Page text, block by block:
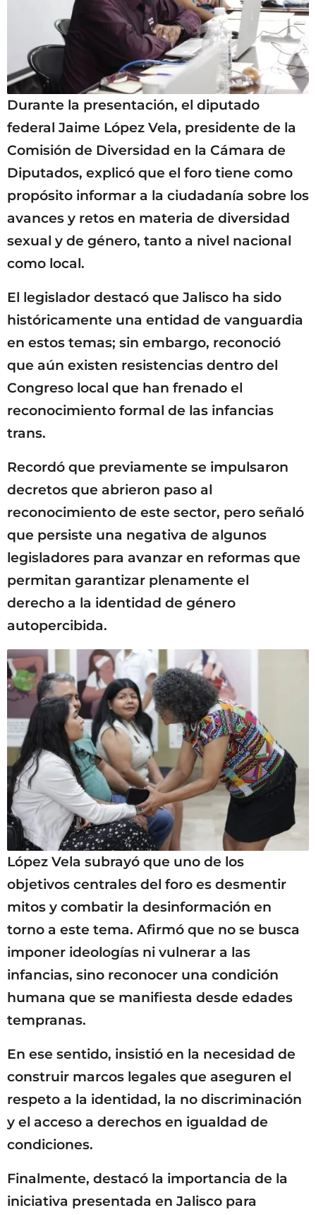
Durante la presentación, el diputado
federal Jaime López Vela, presidente de la
Comisión de Diversidad en la Cámara de
Diputados, explicó que el foro tiene como
propósito informar a la ciudadanía sobre los
avances y retos en materia de diversidad
sexual y de género, tanto a nivel nacional
como local.
El legislador destacó que Jalisco ha sido
históricamente una entidad de vanguardia
en estos temas; sin embargo, reconoció
que aún existen resistencias dentro del
Congreso local que han frenado el
reconocimiento formal de las infancias
trans.
Recordó que previamente se impulsaron
decretos que abrieron paso al
reconocimiento de este sector, pero señaló
que persiste una negativa de algunos
legisladores para avanzar en reformas que
permitan garantizar plenamente el
derecho a la identidad de género
autopercibida.
López Vela subrayó que uno de los
objetivos centrales del foro es desmentir
mitos y combatir la desinformación en
torno a este tema. Afirmó que no se busca
imponer ideologías ni vulnerar a las
infancias, sino reconocer una condición
humana que se manifiesta desde edades
tempranas.
En ese sentido, insistió en la necesidad de
construir marcos legales que aseguren el
respeto a la identidad, la no discriminación
y el acceso a derechos en igualdad de
condiciones.
Finalmente, destacó la importancia de la
iniciativa presentada en Jalisco para